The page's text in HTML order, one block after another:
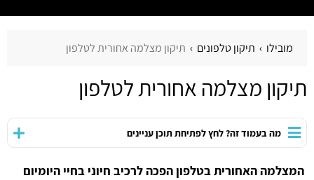
מובילו תיקון טלפונים תיקון מצלמה אחורית לטלפון
תיקון מצלמה אחורית לטלפון
מה בעמוד זה? לחץ לפתיחת תוכן עניינים
המצלמה האחורית בטלפון הפכה לרכיב חיוני בחיי היומיום